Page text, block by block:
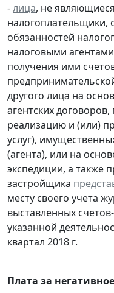
-лица, не
налогоплательщики,
обязанностей
налоговыми
получения ими
другого лица на
агентских
реализацию и (или)
услуг),
(агента), или на
экспедиции, а также
застройщика
месту своего учета
выставленных
указанной
квартал 2018 г.
Плата за